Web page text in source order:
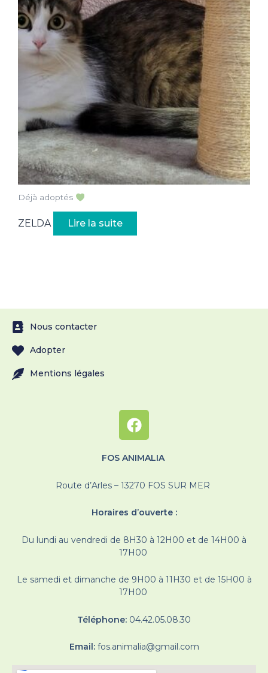
Déjà adoptés
ZELDA Lire la suite
Nous contacter
Adopter
Mentions légales
FOS ANIMALIA
Route d’Arles – 13270 FOS SUR MER
Horaires d’ouverte :
Du lundi au vendredi de 8H30 à 12H00 et de 14H00 à
17H00
Le samedi et dimanche de 9H00 à 11H30 et de 15H00 à
17H00
Téléphone: 04.42.05.08.30
Email: fos.animalia@gmail.com